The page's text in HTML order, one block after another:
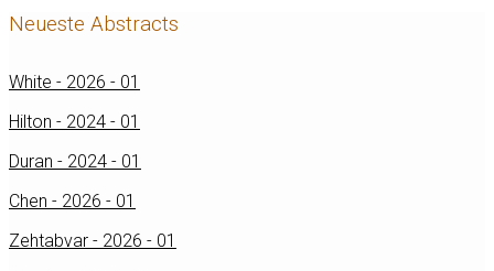
Neueste Abstracts
White - 2026 - 01
Hilton - 2024 - 01
Duran - 2024 - 01
Chen - 2026 - 01
Zehtabvar - 2026 - 01